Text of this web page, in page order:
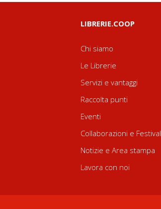
LIBRERIE.COOP
Chi siamo
Le Librerie
Servizi e vantaggi
Raccolta punti
Eventi
Collaborazioni e Festival
Notizie e Area stampa
Lavora con noi